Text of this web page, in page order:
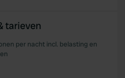
tarieven
per nacht incl. belasting en